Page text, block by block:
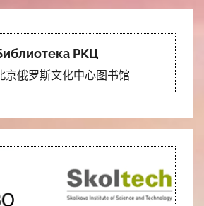
РКЦ
京俄罗斯文化中心图书馆